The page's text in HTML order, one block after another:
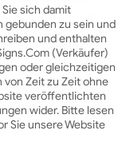
sich damit
gebunden zu sein und
und enthalten
(Verkäufer)
oder gleichzeitigen
von Zeit zu Zeit ohne
veröffentlichten
wider. Bitte lesen
Sie unsere Website